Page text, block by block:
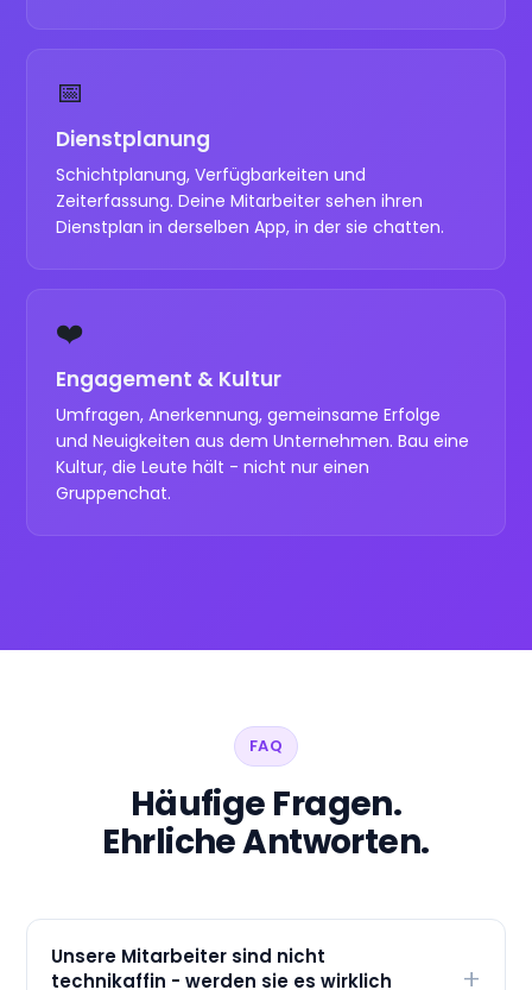
📅
Dienstplanung
Schichtplanung, Verfügbarkeiten und
Zeiterfassung. Deine Mitarbeiter sehen ihren
Dienstplan in derselben App, in der sie chatten.
❤️
Engagement & Kultur
Umfragen, Anerkennung, gemeinsame Erfolge
und Neuigkeiten aus dem Unternehmen. Bau eine
Kultur, die Leute hält - nicht nur einen
Gruppenchat.
FAQ
Häufige Fragen.
Ehrliche Antworten.
Unsere Mitarbeiter sind nicht
technikaffin - werden sie es wirklich